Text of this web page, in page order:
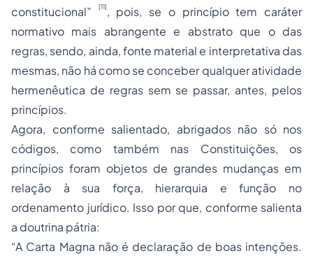
constitucional”
[11], pois, se o princípio tem caráter
normativo mais abrangente e abstrato que o das
regras, sendo, ainda, fonte material e interpretativa das
mesmas, não há como se conceber qualquer atividade
hermenêutica de regras sem se passar, antes, pelos
princípios.
Agora, conforme salientado, abrigados não só nos
códigos, como também nas Constituições, os
princípios foram objetos de grandes mudanças em
relação à sua força, hierarquia e função no
ordenamento jurídico. Isso por que, conforme salienta
a doutrina pátria:
“A Carta Magna não é declaração de boas intenções.